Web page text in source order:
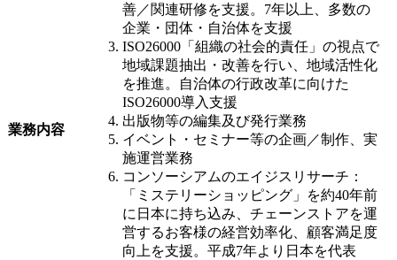
業務内容
善／関連研修を支援。7年以上、多数の
企業・団体・自治体を支援
ISO26000「組織の社会的責任」の視点で
地域課題抽出・改善を行い、地域活性化
を推進。自治体の行政改革に向けた
ISO26000導入支援
出版物等の編集及び発行業務
イベント・セミナー等の企画／制作、実
施運営業務
コンソーシアムのエイジスリサーチ：
「ミステリーショッピング」を約40年前
に日本に持ち込み、チェーンストアを運
営するお客様の経営効率化、顧客満足度
向上を支援。平成7年より日本を代表